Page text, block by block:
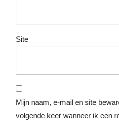
Site
Mijn naam, e-mail en site
volgende keer wanneer ik een